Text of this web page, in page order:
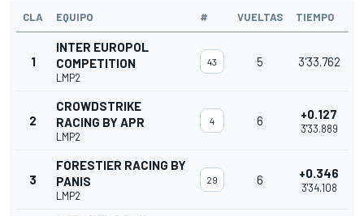
CLA EQUIPO # VUELTAS TIEMPO
1
INTER EUROPOL
COMPETITION
LMP2
43 5 3'33.762
2
CROWDSTRIKE
RACING BY APR
LMP2
4 6 +0.127
3'33.889
3
FORESTIER RACING BY
PANIS
LMP2
29 6 +0.346
3'34.108